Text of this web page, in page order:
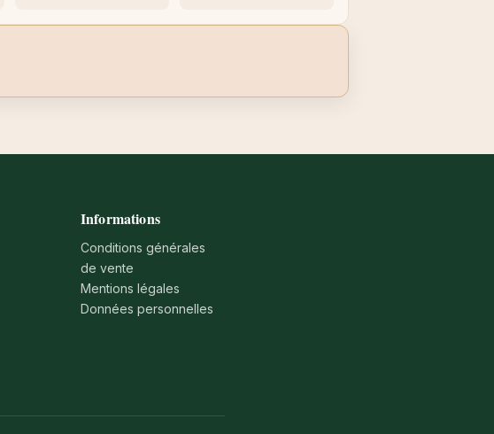
Informations
Conditions générales
de vente
Mentions légales
Données personnelles